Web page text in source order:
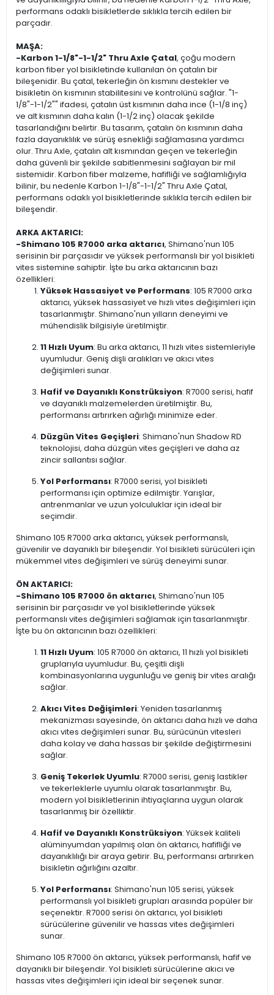
performans odaklı bisikletlerde sıklıkla tercih edilen bir
parçadır.
MAŞA:
-Karbon 1-1/8"-1-1/2" Thru Axle Çatal, çoğu modern
karbon fiber yol bisikletinde kullanılan ön çatalın bir
bileşenidir. Bu çatal, tekerleğin ön kısmını destekler ve
bisikletin ön kısmının stabilitesini ve kontrolünü sağlar. "1-
1/8"-1-1/2"" ifadesi, çatalın üst kısmının daha ince (1-1/8 inç)
ve alt kısmının daha kalın (1-1/2 inç) olacak şekilde
tasarlandığını belirtir. Bu tasarım, çatalın ön kısmının daha
fazla dayanıklılık ve sürüş esnekliği sağlamasına yardımcı
olur. Thru Axle, çatalın alt kısmından geçen ve tekerleğin
daha güvenli bir şekilde sabitlenmesini sağlayan bir mil
sistemidir. Karbon fiber malzeme, hafifliği ve sağlamlığıyla
bilinir, bu nedenle Karbon 1-1/8"-1-1/2" Thru Axle Çatal,
performans odaklı yol bisikletlerinde sıklıkla tercih edilen bir
bileşendir.
ARKA AKTARICI:
-Shimano 105 R7000 arka aktarıcı, Shimano'nun 105
serisinin bir parçasıdır ve yüksek performanslı bir yol bisikleti
vites sistemine sahiptir. İşte bu arka aktarıcının bazı
özellikleri:
Yüksek Hassasiyet ve Performans: 105 R7000 arka
aktarıcı, yüksek hassasiyet ve hızlı vites değişimleri için
tasarlanmıştır. Shimano'nun yılların deneyimi ve
mühendislik bilgisiyle üretilmiştir.
11 Hızlı Uyum: Bu arka aktarıcı, 11 hızlı vites sistemleriyle
uyumludur. Geniş dişli aralıkları ve akıcı vites
değişimleri sunar.
Hafif ve Dayanıklı Konstrüksiyon: R7000 serisi, hafif
ve dayanıklı malzemelerden üretilmiştir. Bu,
performansı artırırken ağırlığı minimize eder.
Düzgün Vites Geçişleri: Shimano'nun Shadow RD
teknolojisi, daha düzgün vites geçişleri ve daha az
zincir sallantısı sağlar.
Yol Performansı: R7000 serisi, yol bisikleti
performansı için optimize edilmiştir. Yarışlar,
antrenmanlar ve uzun yolculuklar için ideal bir
seçimdir.
Shimano 105 R7000 arka aktarıcı, yüksek performanslı,
güvenilir ve dayanıklı bir bileşendir. Yol bisikleti sürücüleri için
mükemmel vites değişimleri ve sürüş deneyimi sunar.
ÖN AKTARICI:
-Shimano 105 R7000 ön aktarıcı, Shimano'nun 105
serisinin bir parçasıdır ve yol bisikletlerinde yüksek
performanslı vites değişimleri sağlamak için tasarlanmıştır.
İşte bu ön aktarıcının bazı özellikleri:
11 Hızlı Uyum: 105 R7000 ön aktarıcı, 11 hızlı yol bisikleti
gruplarıyla uyumludur. Bu, çeşitli dişli
kombinasyonlarına uygunluğu ve geniş bir vites aralığı
sağlar.
Akıcı Vites Değişimleri: Yeniden tasarlanmış
mekanizması sayesinde, ön aktarıcı daha hızlı ve daha
akıcı vites değişimleri sunar. Bu, sürücünün vitesleri
daha kolay ve daha hassas bir şekilde değiştirmesini
sağlar.
Geniş Tekerlek Uyumlu: R7000 serisi, geniş lastikler
ve tekerleklerle uyumlu olarak tasarlanmıştır. Bu,
modern yol bisikletlerinin ihtiyaçlarına uygun olarak
tasarlanmış bir özelliktir.
Hafif ve Dayanıklı Konstrüksiyon: Yüksek kaliteli
alüminyumdan yapılmış olan ön aktarıcı, hafifliği ve
dayanıklılığı bir araya getirir. Bu, performansı artırırken
bisikletin ağırlığını azaltır.
Yol Performansı: Shimano'nun 105 serisi, yüksek
performanslı yol bisikleti grupları arasında popüler bir
seçenektir. R7000 serisi ön aktarıcı, yol bisikleti
sürücülerine güvenilir ve hassas vites değişimleri
sunar.
Shimano 105 R7000 ön aktarıcı, yüksek performanslı, hafif ve
dayanıklı bir bileşendir. Yol bisikleti sürücülerine akıcı ve
hassas vites değişimleri için ideal bir seçenek sunar.